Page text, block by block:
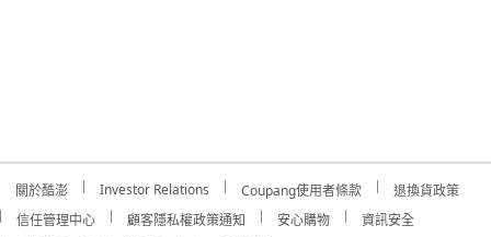
關於酷澎 Investor Relations Coupang使用者條款
退換貨政策
信任管理中心
顧客隱私權政策通知 安心購物
資訊安全